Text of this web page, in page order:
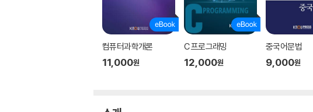
컴퓨터과학개론
11,000원
C 프로그래밍
12,000원
중국어문법
9,000원